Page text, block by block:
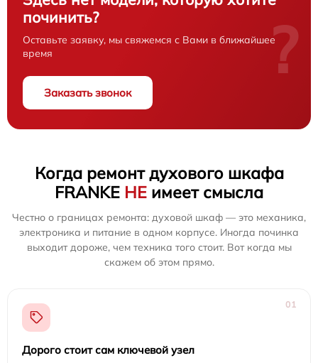
починить?
Оставьте заявку, мы свяжемся с Вами в ближайшее
время
Заказать звонок
?
Когда ремонт духового шкафа
FRANKE НЕ имеет смысла
Честно о границах ремонта: духовой шкаф — это механика,
электроника и питание в одном корпусе. Иногда починка
выходит дороже, чем техника того стоит. Вот когда мы
скажем об этом прямо.
01
Дорого стоит сам ключевой узел